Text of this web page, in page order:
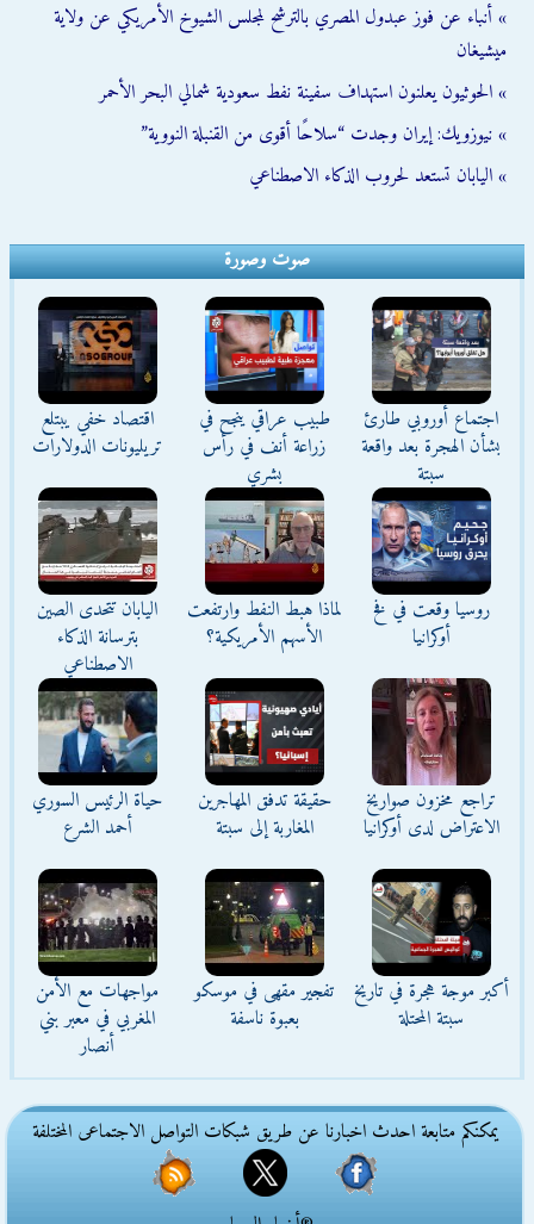
» أنباء عن فوز عبدول المصري بالترشح لمجلس الشيوخ الأمريكي عن ولاية
ميشيغان
» الحوثيون يعلنون استهداف سفينة نفط سعودية شمالي البحر الأحمر
» نيوزويك: إيران وجدت “سلاحًا أقوى من القنبلة النووية”
» اليابان تستعد لحروب الذكاء الاصطناعي
صوت وصورة
اجتماع أوروبي طارئ
بشأن الهجرة بعد واقعة
سبتة
طبيب عراقي ينجح في
زراعة أنف في رأس
بشري
اقتصاد خفي يبتلع
تريليونات الدولارات
روسيا وقعت في فخ
أوكرانيا
لماذا هبط النفط وارتفعت
الأسهم الأمريكية؟
اليابان تتحدى الصين
بترسانة الذكاء
الاصطناعي
تراجع مخزون صواريخ
الاعتراض لدى أوكرانيا
حقيقة تدفق المهاجرين
المغاربة إلى سبتة
حياة الرئيس السوري
أحمد الشرع
أكبر موجة هجرة في تاريخ
سبتة المحتلة
تفجير مقهى في موسكو
بعبوة ناسفة
مواجهات مع الأمن
المغربي في معبر بني
أنصار
يمكنكم متابعة احدث اخبارنا عن طريق شبكات التواصل الاجتماعى المختلفة